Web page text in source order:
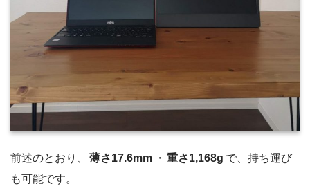
前述のとおり、 薄さ17.6mm ・ 重さ1,168g で、持ち運び
も可能です。